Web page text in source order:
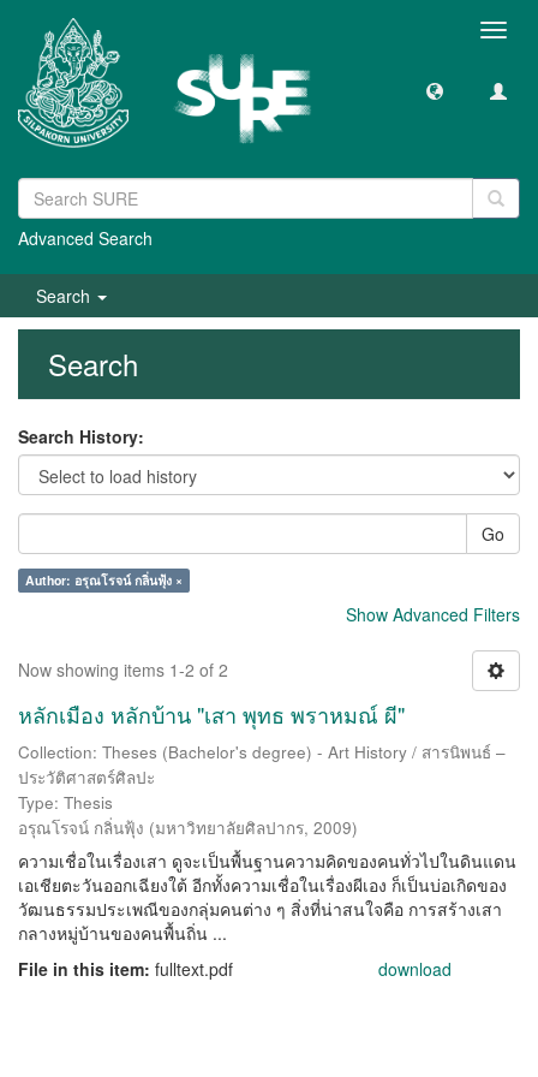
Advanced Search
Search
Search
Search History:
Go
Author: อรุณโรจน์ กลิ่นฟุ้ง ×
Show Advanced Filters
Now showing items 1-2 of 2
หลักเมือง หลักบ้าน "เสา พุทธ พราหมณ์ ผี"
Collection: Theses (Bachelor's degree) - Art History / สารนิพนธ์ –
ประวัติศาสตร์ศิลปะ
Type: Thesis
อรุณโรจน์ กลิ่นฟุ้ง (มหาวิทยาลัยศิลปากร, 2009)
ความเชื่อในเรื่องเสา ดูจะเป็นพื้นฐานความคิดของคนทั่วไปในดินแดน
เอเชียตะวันออกเฉียงใต้ อีกทั้งความเชื่อในเรื่องผีเอง ก็เป็นบ่อเกิดของ
วัฒนธรรมประเพณีของกลุ่มคนต่าง ๆ สิ่งที่น่าสนใจคือ การสร้างเสา
กลางหมู่บ้านของคนพื้นถิ่น ...
File in this item: fulltext.pdf download